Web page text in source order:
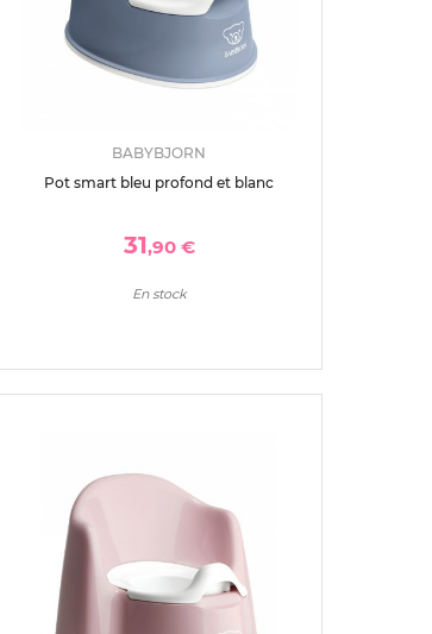
BABYBJORN
Pot smart bleu profond et blanc
31,90 €
En stock